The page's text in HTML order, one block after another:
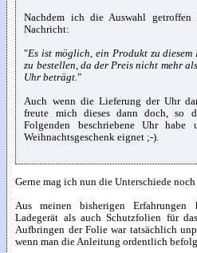
Nachdem ich die Auswahl
Nachricht:
"Es ist möglich, ein Produkt zu
zu bestellen, da der Preis nicht mehr
Uhr beträgt."
Auch wenn die Lieferung der Uhr
freute mich dieses dann doch, so
Folgenden beschriebene Uhr
Weihnachtsgeschenk eignet ;-).
Gerne mag ich nun die Unterschiede
Aus meinen bisherigen
Ladegerät als auch Schutzfolien für
Aufbringen der Folie war tatsächlich
wenn man die Anleitung ordentlich